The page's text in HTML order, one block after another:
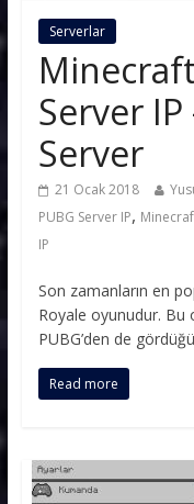
Serverlar
Minecraft
Server
Server
21 Ocak 2018
PUBG Server IP,
IP
Son zamanların en
Royale oyunudur.
PUBG’den de
Read more